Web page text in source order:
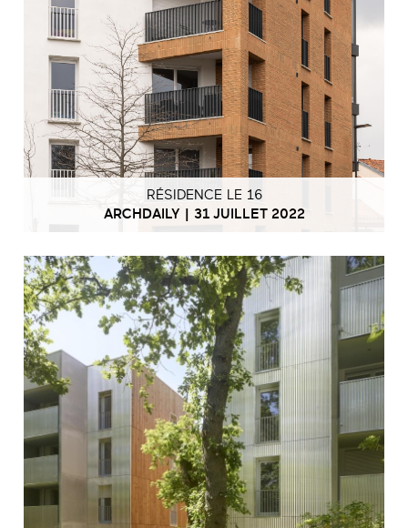
RÉSIDENCE LE 16
ARCHDAILY | 31 JUILLET 2022